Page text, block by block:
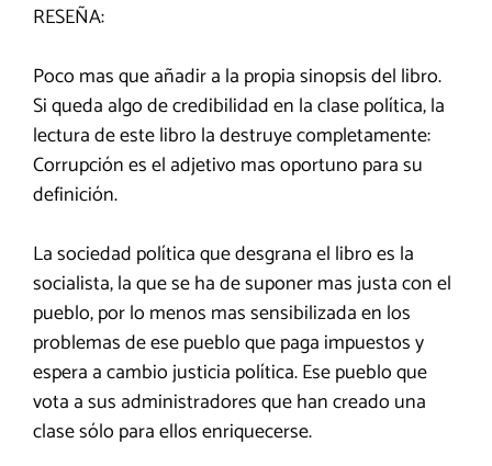
RESEÑA:
Poco mas que añadir a la propia sinopsis del libro.
Si queda algo de credibilidad en la clase política, la
lectura de este libro la destruye completamente:
Corrupción es el adjetivo mas oportuno para su
definición.
La sociedad política que desgrana el libro es la
socialista, la que se ha de suponer mas justa con el
pueblo, por lo menos mas sensibilizada en los
problemas de ese pueblo que paga impuestos y
espera a cambio justicia política. Ese pueblo que
vota a sus administradores que han creado una
clase sólo para ellos enriquecerse.